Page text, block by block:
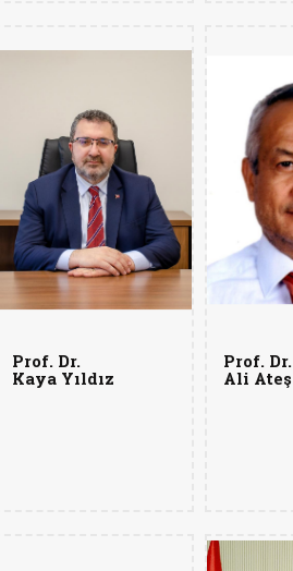
Prof. Dr.
Kaya Yıldız
Prof. Dr.
Ali Ateş